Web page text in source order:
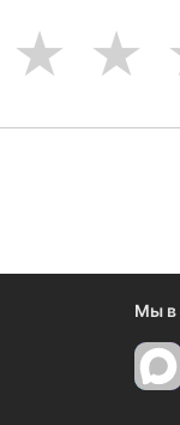
3
2
Мы в